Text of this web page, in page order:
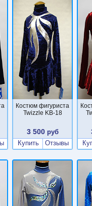
Костюм фигуриста
Twizzle KB-18
3 500руб
Купить
Отзывы